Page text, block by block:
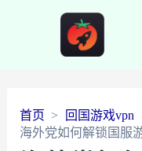
首页
回国游戏vpn
海外党如何解锁国服